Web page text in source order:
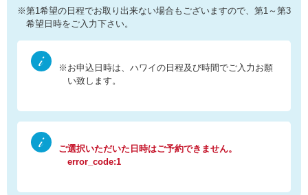
※第1希望の日程でお取り出来ない場合もございますので、第1～第3
希望日時をご入力下さい。
※お申込日時は、ハワイの日程及び時間でご入力お願
い致します。
ご選択いただいた日時はご予約できません。
error_code:1